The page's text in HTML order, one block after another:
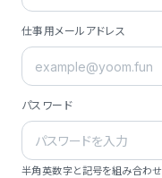
仕事用メールアドレス
パスワード
半角英数字と記号を組み合わ